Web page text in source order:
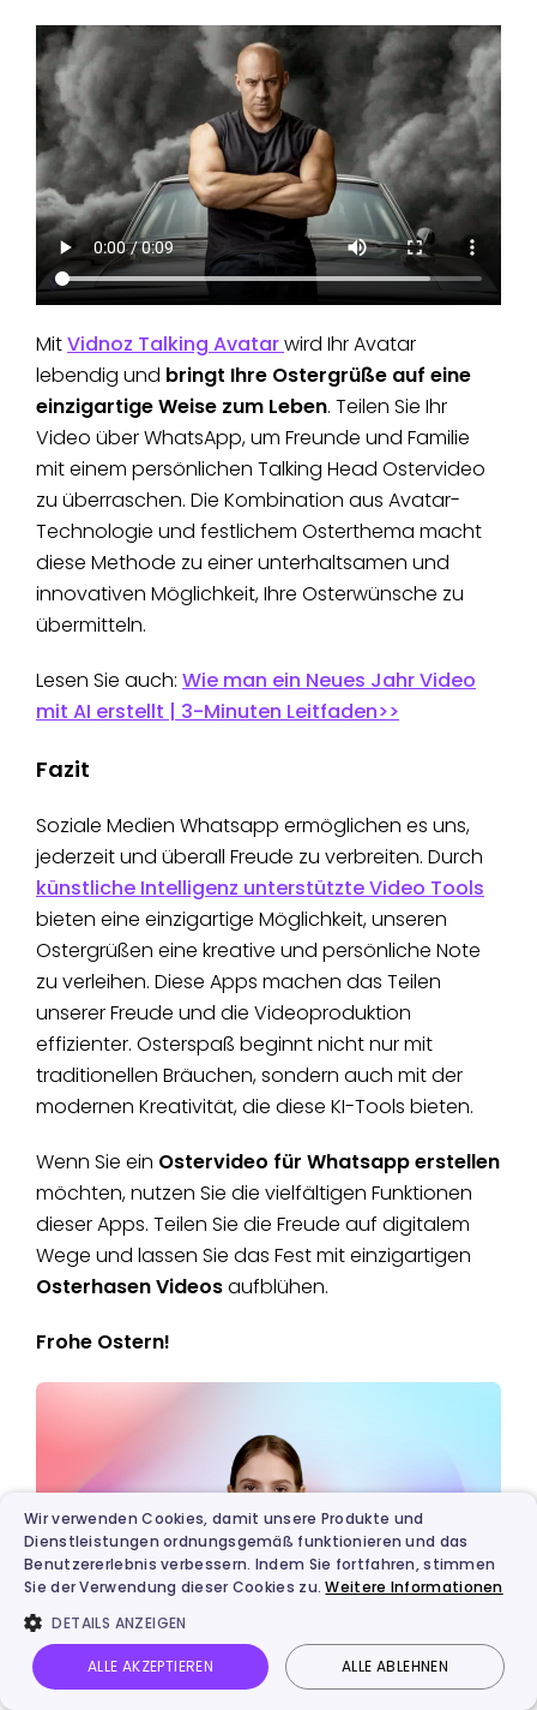
MitVidnoz Talking Avatarwird Ihr Avatar
lebendig und bringt Ihre Ostergrüße auf eine
einzigartige Weise zum Leben. Teilen Sie Ihr
Video über WhatsApp, um Freunde und Familie
mit einem persönlichen Talking Head Ostervideo
zu überraschen. Die Kombination aus Avatar-
Technologie und festlichem Osterthema macht
diese Methode zu einer unterhaltsamen und
innovativen Möglichkeit, Ihre Osterwünsche zu
übermitteln.
Lesen Sie auch: Wie man ein Neues Jahr Video
mit AI erstellt | 3-Minuten Leitfaden>>
Fazit
Soziale Medien Whatsapp ermöglichen es uns,
jederzeit und überall Freude zu verbreiten. Durch
künstliche Intelligenz unterstützte Video Tools
bieten eine einzigartige Möglichkeit, unseren
Ostergrüßen eine kreative und persönliche Note
zu verleihen. Diese Apps machen das Teilen
unserer Freude und die Videoproduktion
effizienter. Osterspaß beginnt nicht nur mit
traditionellen Bräuchen, sondern auch mit der
modernen Kreativität, die diese KI-Tools bieten.
Wenn Sie ein Ostervideo für Whatsapp erstellen
möchten, nutzen Sie die vielfältigen Funktionen
dieser Apps. Teilen Sie die Freude auf digitalem
Wege und lassen Sie das Fest mit einzigartigen
Osterhasen Videosaufblühen.
Frohe Ostern!
Wir verwenden Cookies, damit unsere Produkte und
Dienstleistungen ordnungsgemäß funktionieren und das
Benutzererlebnis verbessern. Indem Sie fortfahren, stimmen
Sie der Verwendung dieser Cookies zu.Weitere Informationen
DETAILS ANZEIGEN
ALLE AKZEPTIEREN ALLE ABLEHNEN